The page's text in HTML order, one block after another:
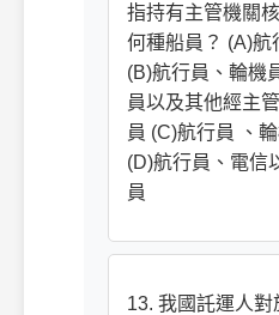
指持有主管機關
何種船員？ (A)航
(B)航行員、輪機
員以及其他經主
員 (C)航行員 、
(D)航行員、電信
員
13. 我國託運人